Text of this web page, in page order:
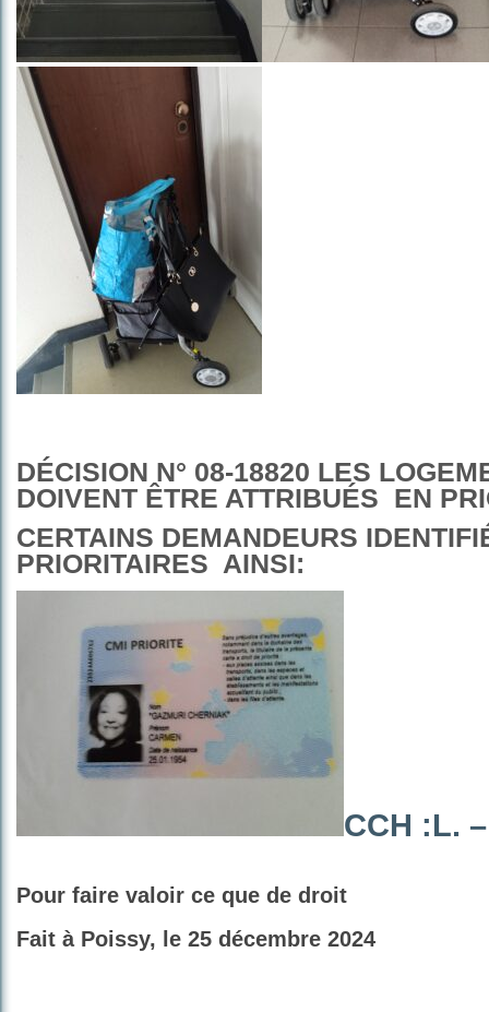
DÉCISION N° 08-18820 LES
DOIVENT ÊTRE ATTRIBUÉS EN
CERTAINS DEMANDEURS
PRIORITAIRES AINSI:
CCH :L.
Pour faire valoir ce que de droit
Fait à Poissy, le 25 décembre 2024